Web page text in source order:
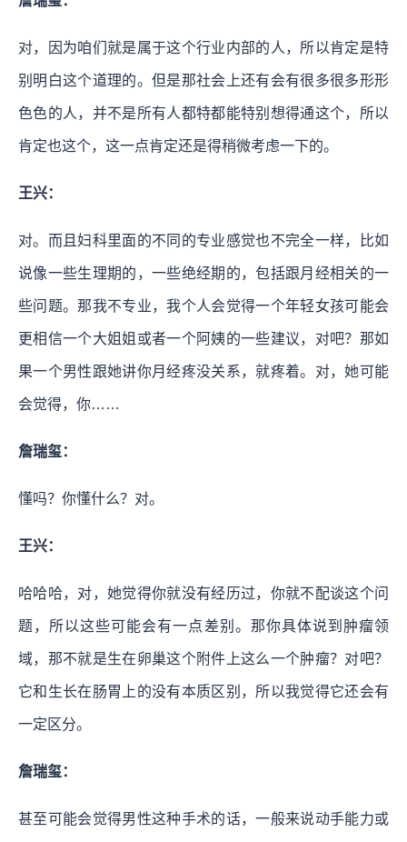
对，因为咱们就是属于这个行业内部的人，所以肯定是特
别明白这个道理的。但是那社会上还有会有很多很多形形
色色的人，并不是所有人都特都能特别想得通这个，所以
肯定也这个，这一点肯定还是得稍微考虑一下的。
王兴：
对。而且妇科里面的不同的专业感觉也不完全一样，比如
说像一些生理期的，一些绝经期的，包括跟月经相关的一
些问题。那我不专业，我个人会觉得一个年轻女孩可能会
更相信一个大姐姐或者一个阿姨的一些建议，对吧？那如
果一个男性跟她讲你月经疼没关系，就疼着。对，她可能
会觉得，你……
詹瑞玺：
懂吗？你懂什么？对。
王兴：
哈哈哈，对，她觉得你就没有经历过，你就不配谈这个问
题，所以这些可能会有一点差别。那你具体说到肿瘤领
域，那不就是生在卵巢这个附件上这么一个肿瘤？对吧？
它和生长在肠胃上的没有本质区别，所以我觉得它还会有
一定区分。
詹瑞玺：
甚至可能会觉得男性这种手术的话，一般来说动手能力或